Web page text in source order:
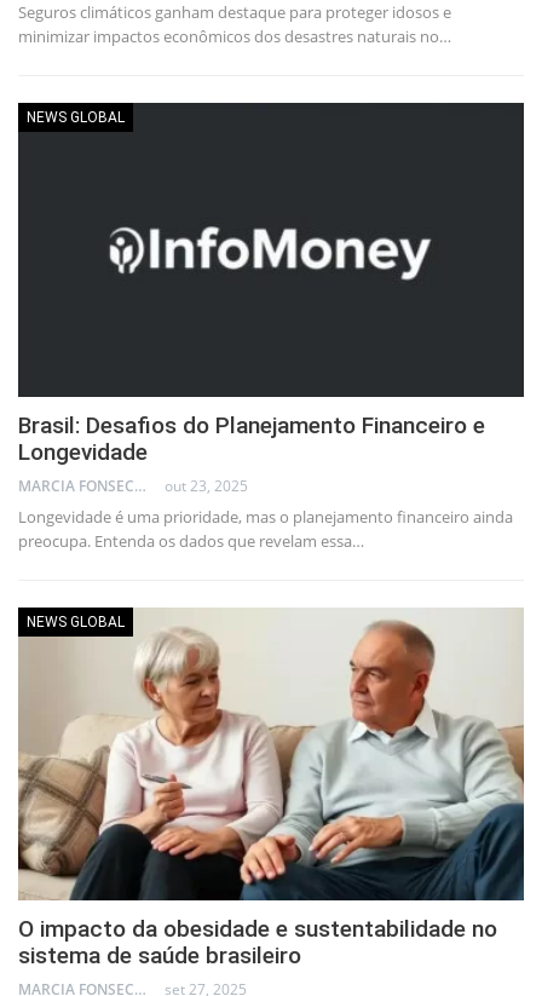
Seguros climáticos ganham destaque para proteger idosos e
minimizar impactos econômicos dos desastres naturais no…
NEWS GLOBAL
Brasil: Desafios do Planejamento Financeiro e
Longevidade
MARCIA FONSECA - FINANCIAL CONSULTANT out 23, 2025
Longevidade é uma prioridade, mas o planejamento financeiro ainda
preocupa. Entenda os dados que revelam essa…
NEWS GLOBAL
O impacto da obesidade e sustentabilidade no
sistema de saúde brasileiro
MARCIA FONSECA - FINANCIAL CONSULTANT set 27, 2025